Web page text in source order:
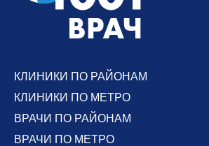
КЛИНИКИ ПО РАЙОНАМ
КЛИНИКИ ПО МЕТРО
ВРАЧИ ПО РАЙОНАМ
ВРАЧИ ПО МЕТРО